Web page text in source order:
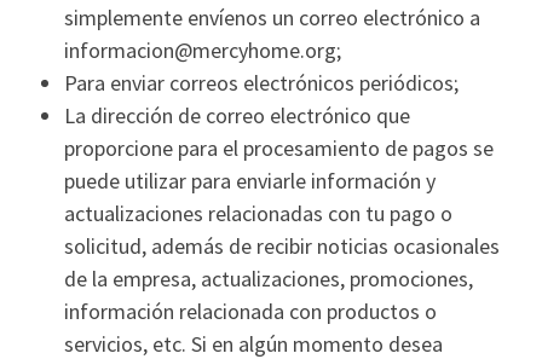
simplemente envíenos un correo electrónico a
informacion@mercyhome.org;
Para enviar correos electrónicos periódicos;
La dirección de correo electrónico que
proporcione para el procesamiento de pagos se
puede utilizar para enviarle información y
actualizaciones relacionadas con tu pago o
solicitud, además de recibir noticias ocasionales
de la empresa, actualizaciones, promociones,
información relacionada con productos o
servicios, etc. Si en algún momento desea